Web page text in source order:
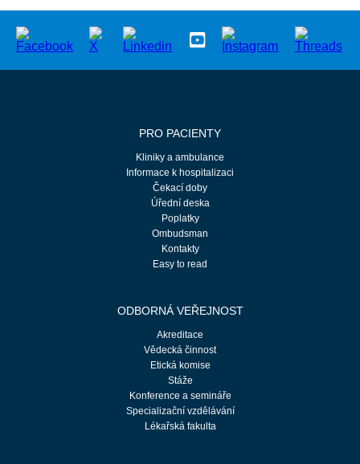
PRO PACIENTY
Kliniky a ambulance
Informace k hospitalizaci
Čekací doby
Úřední deska
Poplatky
Ombudsman
Kontakty
Easy to read
ODBORNÁ VEŘEJNOST
Akreditace
Vědecká činnost
Etická komise
Stáže
Konference a semináře
Specializační vzdělávání
Lékařská fakulta